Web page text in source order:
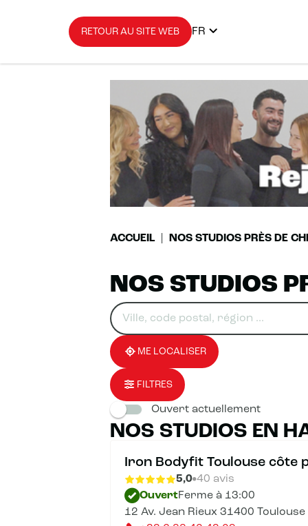
RETOUR AU SITE WEB FR
ACCUEIL NOS STUDIOS PRÈS DE
NOS STUDIOS
Veuillez
renseigner
une
adresse
0
résultat(s)
trouvé(s)
ME LOCALISER
FILTRES
Ouvert actuellement
NOS STUDIOS EN
Iron Bodyfit Toulouse côte
5,0 40 avis
OuvertFerme à 13:00
12 Av. Jean Rieux 31400 Toulouse